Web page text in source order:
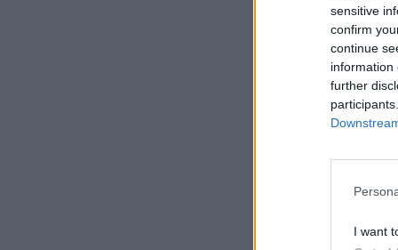
sensitive
confirm
continue
information
further
I want